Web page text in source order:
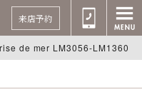
来店予約
de mer LM3056-LM1360